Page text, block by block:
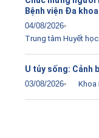
Bệnh viện Đa
04/08/2026
Trung tâm Huyết
U tủy sống: Cảnh
03/08/2026 Khoa